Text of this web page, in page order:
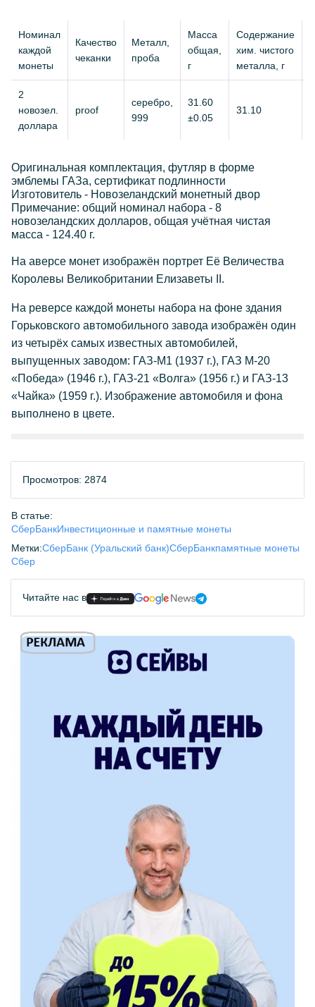
Номинал
каждой
монеты
Качество
чеканки
Металл,
проба
Масса
общая,
г
Содержание
хим. чистого
металла, г
2
новозел.
доллара
proof
серебро,
999
31.60
±0.05
31.10
Оригинальная комплектация, футляр в форме
эмблемы ГАЗа, сертификат подлинности
Изготовитель - Новозеландский монетный двор
Примечание: общий номинал набора - 8
новозеландских долларов, общая учётная чистая
масса - 124.40 г.
На аверсе монет изображён портрет Её Величества
Королевы Великобритании Елизаветы II.
На реверсе каждой монеты набора на фоне здания
Горьковского автомобильного завода изображён один
из четырёх самых известных автомобилей,
выпущенных заводом: ГАЗ-М1 (1937 г.), ГАЗ М-20
«Победа» (1946 г.), ГАЗ-21 «Волга» (1956 г.) и ГАЗ-13
«Чайка» (1959 г.). Изображение автомобиля и фона
выполнено в цвете.
Просмотров: 2874
В статье:
СберБанкИнвестиционные и памятные монеты
Метки:СберБанк (Уральский банк)СберБанкпамятные монеты
Сбер
Читайте нас в